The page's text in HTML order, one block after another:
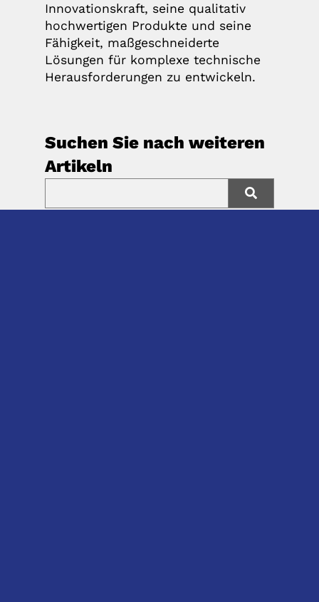
Innovationskraft, seine qualitativ
hochwertigen Produkte und seine
Fähigkeit, maßgeschneiderte
Lösungen für komplexe technische
Herausforderungen zu entwickeln.
Suchen Sie nach weiteren
Artikeln